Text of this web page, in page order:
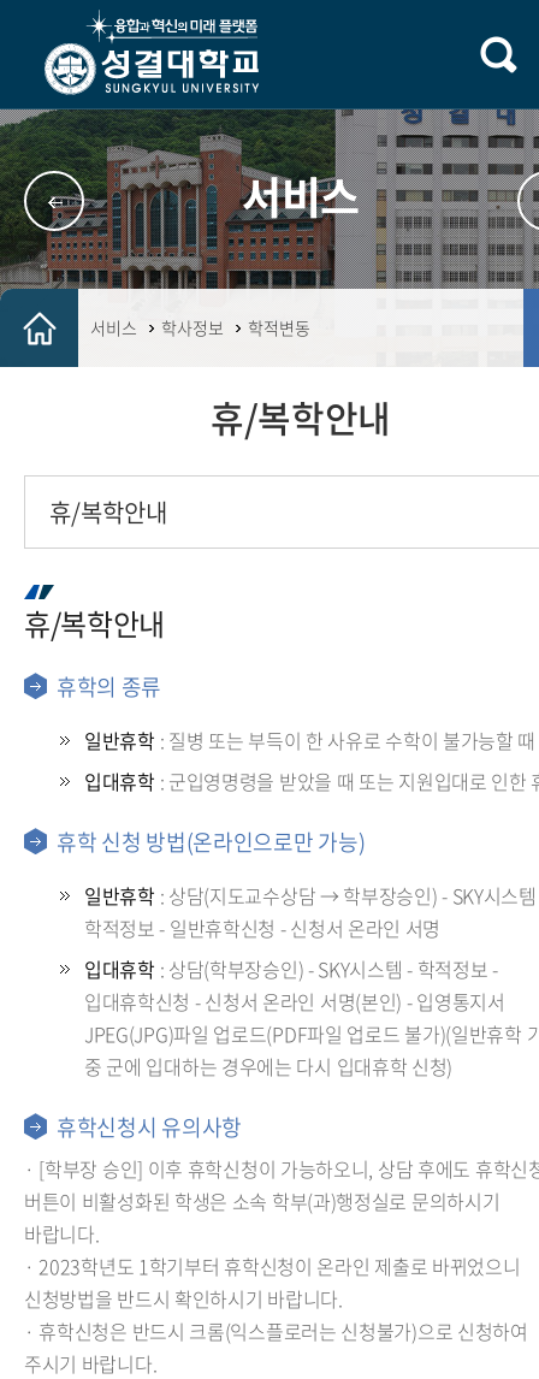
서비스
서비스 학사정보 학적변동
휴/복학안내
휴/복학안내
휴/복학안내
전부과
재입학
휴/복학안내
휴학의 종류
일반휴학 : 질병 또는 부득이 한 사유로 수학이 불가능할 때
입대휴학 : 군입영명령을 받았을 때 또는 지원입대로 인한
휴학 신청 방법(온라인으로만 가능)
일반휴학 : 상담(지도교수상담 → 학부장승인) - SKY시스
학적정보 - 일반휴학신청 - 신청서 온라인 서명
입대휴학 : 상담(학부장승인) - SKY시스템 - 학적정보 -
입대휴학신청 - 신청서 온라인 서명(본인) - 입영통지서
JPEG(JPG)파일 업로드(PDF파일 업로드 불가)(일반휴학
중 군에 입대하는 경우에는 다시 입대휴학 신청)
휴학신청시 유의사항
· [학부장 승인] 이후 휴학신청이 가능하오니, 상담 후에도 휴학신
버튼이 비활성화된 학생은 소속 학부(과)행정실로 문의하시기
바랍니다.
· 2023학년도 1학기부터 휴학신청이 온라인 제출로 바뀌었으니
신청방법을 반드시 확인하시기 바랍니다.
· 휴학신청은 반드시 크롬(익스플로러는 신청불가)으로 신청하여
주시기 바랍니다.